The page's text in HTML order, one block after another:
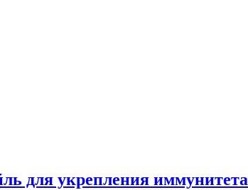
для укрепления иммунитета